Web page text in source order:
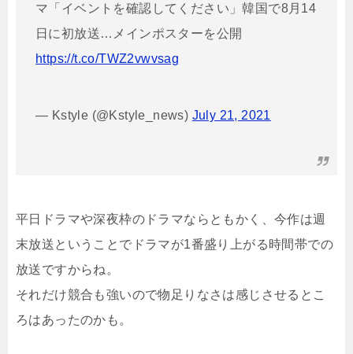
マ「イベントを確認してください」韓国で8月14
日に初放送…メインポスターを公開
https://t.co/TWZ2vwvsag
— Kstyle (@Kstyle_news) July 21, 2021
平日ドラマや深夜枠のドラマならともかく、今作は週
末放送ということでドラマが1番盛り上がる時間帯での
放送ですからね。
それだけ競合も強いので物足りなさは感じさせるとこ
ろはあったのかも。